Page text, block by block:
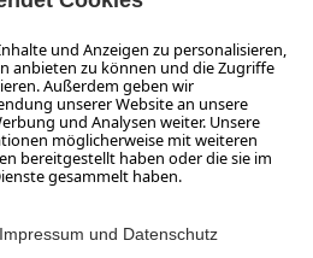
im SalzburgerLand
im SalzburgerLand
Urlaubsangebote
Newsroom
Presse